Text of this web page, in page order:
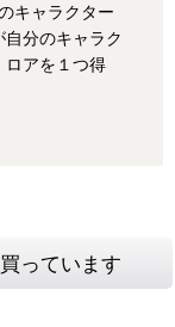
キャラクター
分のキャラク
ロアを１つ得
っています